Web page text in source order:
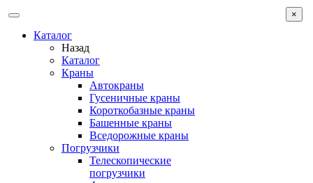
Каталог
Назад
Каталог
Краны
Автокраны
Гусеничные краны
Короткобазные краны
Башенные краны
Вcедорожные краны
Погрузчики
Телескопические
погрузчики
×